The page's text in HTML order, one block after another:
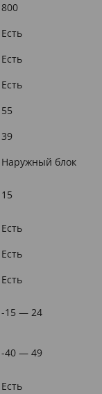
800
Есть
Есть
Есть
55
39
Наружный блок
15
Есть
Есть
Есть
-15 — 24
-40 — 49
Есть